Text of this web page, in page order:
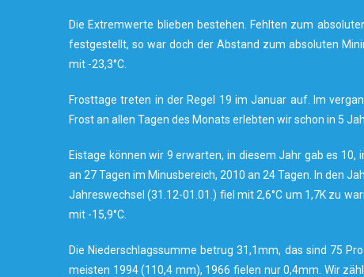
Die Extremwerte blieben bestehen. Fehlten zum
festgestellt, so war doch der Abstand zum absoluten
mit -23,3°C.
Frosttage treten in der Regel 19 im Januar auf. Im
Frost an allen Tagen des Monats erlebten wir schon in 5
Eistage können wir 9 erwarten, in diesem Jahr gab es
an 27 Tagen im Minusbereich, 2010 an 24 Tagen. In den
Jahreswechsel (31.12-01.01.) fiel mit 2,6°C um 1,7K zu
mit -15,9°C.
Die Niederschlagssumme betrug 31,1mm, das sind 75
meisten 1994 (110,4 mm), 1966 fielen nur 0,4mm. Wir